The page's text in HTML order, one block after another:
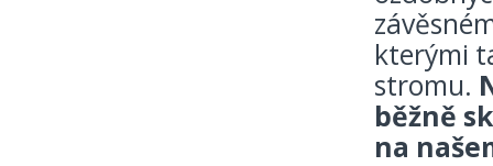
kterými
stromu.
běžně
na